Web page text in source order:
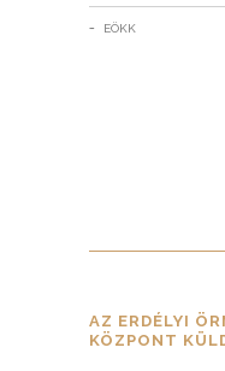
EÖKK
AZ ERDÉLYI
KÖZPONT